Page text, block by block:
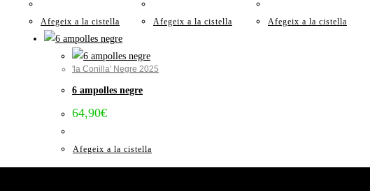
Afegeix a la cistella Afegeix a la cistella Afegeix a la cistella
'la Conilla' Negre 2025
6 ampolles negre
64,90€
Afegeix a la cistella